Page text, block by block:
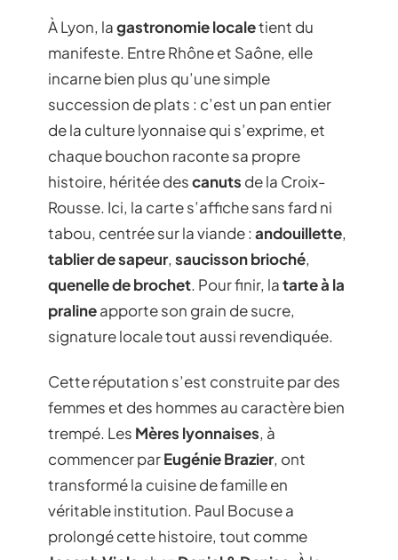
À Lyon, lagastronomie localetient du
manifeste. Entre Rhône et Saône, elle
incarne bien plus qu’une simple
succession de plats : c’est un pan entier
de la culture lyonnaise qui s’exprime, et
chaque bouchon raconte sa propre
histoire, héritée descanuts de la Croix-
Rousse. Ici, la carte s’affiche sans fard ni
tabou, centrée sur la viande : andouillette,
tablier de sapeur, saucisson brioché,
quenelle de brochet. Pour finir, latarte à la
pralineapporte son grain de sucre,
signature locale tout aussi revendiquée.
Cette réputation s’est construite par des
femmes et des hommes au caractère bien
trempé. Les Mères lyonnaises, à
commencer parEugénie Brazier, ont
transformé la cuisine de famille en
véritable institution. Paul Bocuse a
prolongé cette histoire, tout comme